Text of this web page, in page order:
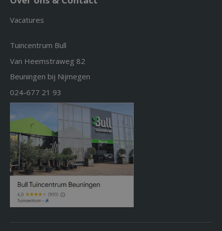
Vacatures
Tuincentrum Bull
Van Heemstraweg 82
Beuningen bij Nijmegen
024-677 21 93